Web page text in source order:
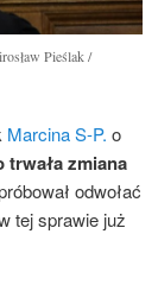
Pieślak /
Marcina S-P. o
trwała zmiana
odwołać
tej sprawie już